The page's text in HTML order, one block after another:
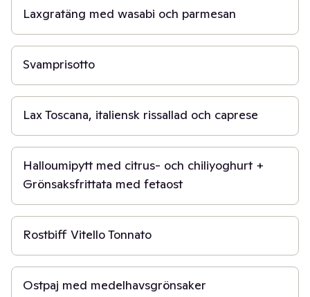
Laxgratäng med wasabi och parmesan
45 min
Svamprisotto
30 min
Lax Toscana, italiensk rissallad och caprese
50 min
Halloumipytt med citrus- och chiliyoghurt +
Grönsaksfrittata med fetaost
1 t 30 min
Rostbiff Vitello Tonnato
50 min
Ostpaj med medelhavsgrönsaker